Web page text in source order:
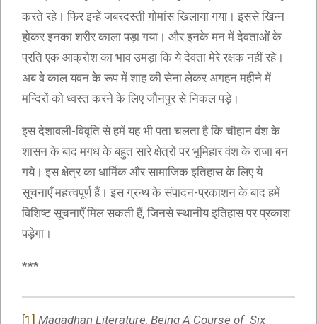
करते रहे। फिर इन्हें जबरदस्ती गोमांस खिलाया गया। इससे खिन्न
होकर इनका शरीर काला पड़ा गया। और इनके मन में देवताओं के
प्रति एक आक्रोश का भाव उमड़ा कि ये देवता मेरे रक्षक नहीं रहे।
अब वे काल यवन के रूप में शाह की सेना लेकर अगहन महीने में
मन्दिरों को ध्वस्त करने के लिए जौनपुर से निकल पड़े।
इस देशावली-विवृति से हमें यह भी पता चलता है कि चौहान वंश के
शासन के बाद मगध के बहुत सारे क्षेत्रों पर भूमिहार वंश के राजा बन
गये। इस क्षेत्र का धार्मिक और सामाजिक इतिहास के लिए ये
सूचनाएँ महत्त्वपूर्ण हैं। इस ग्रन्थ के संपादन-प्रकाशन के बाद हमें
विशिष्ट सूचनाएँ मिल सकती हैं, जिनसे स्थानीय इतिहास पर प्रकाश
पड़ेगा।
***
[1] Magadhan Literature, Being A Course of Six